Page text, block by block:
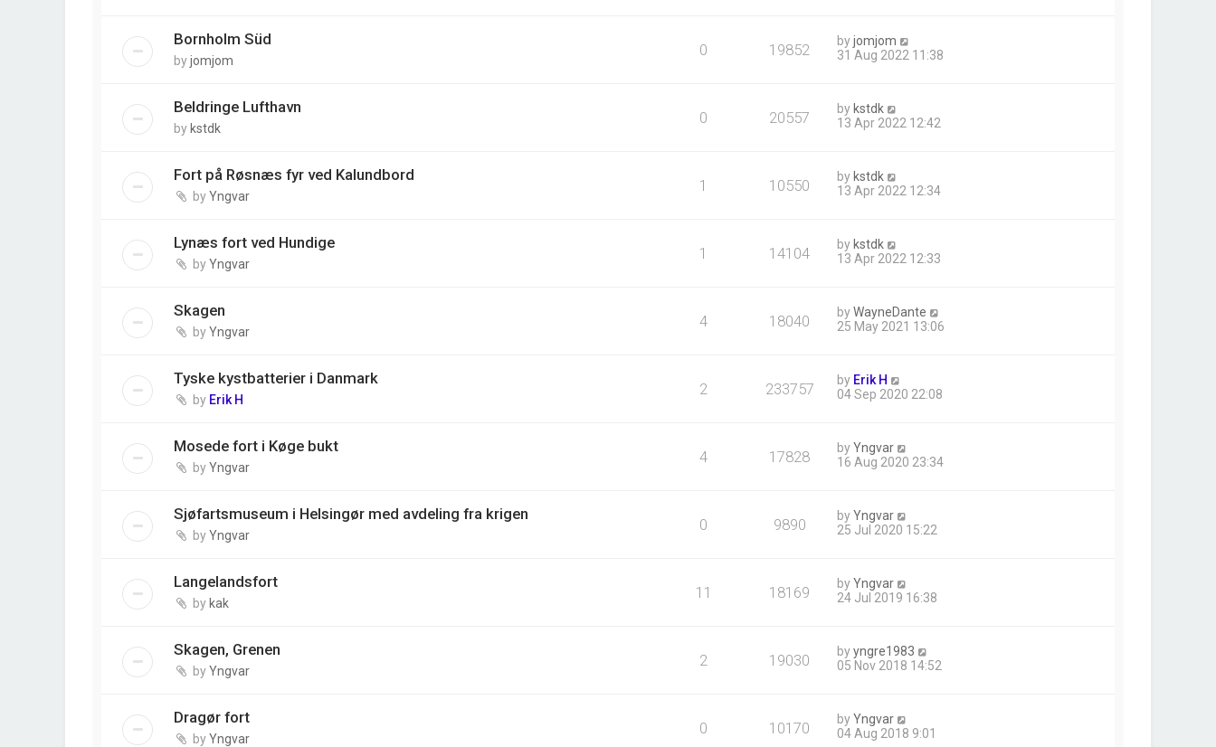
Bornholm Süd
byjomjom
0 19852 byjomjom
31 Aug 2022 11:38
Beldringe Lufthavn
by kstdk
0 20557 by kstdk
13 Apr 2022 12:42
Fort på Røsnæs fyr ved Kalundbord
byYngvar
1 10550 by kstdk
13 Apr 2022 12:34
Lynæs fort ved Hundige
byYngvar
1 14104 by kstdk
13 Apr 2022 12:33
Skagen
byYngvar
4 18040 byWayneDante
25 May 2021 13:06
Tyske kystbatterier i Danmark
by Erik H
2 233757 by Erik H
04 Sep 2020 22:08
Mosede fort i Køge bukt
byYngvar
4 17828 byYngvar
16 Aug 2020 23:34
Sjøfartsmuseum i Helsingør med avdeling fra krigen
byYngvar
0 9890 byYngvar
25 Jul 2020 15:22
Langelandsfort
by kak
11 18169 byYngvar
24 Jul 2019 16:38
Skagen, Grenen
byYngvar
2 19030 byyngre1983
05 Nov 2018 14:52
Dragør fort
byYngvar
0 10170 byYngvar
04 Aug 2018 9:01